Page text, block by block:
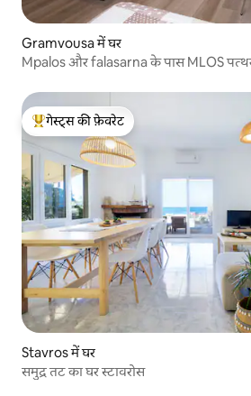
Gramvousa में घर
Mpalos और falasarna के पास ΜLOS
गेस्ट्स का टॉप फ़ेवरेट
गेस्ट्स की फ़ेवरेट
Stavros में घर
समुद्र तट का घर स्टावरोस